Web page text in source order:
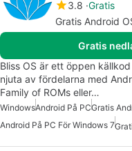
3.8 Gratis
Gratis Android
Gratis
Bliss OS är ett öppen
njuta av fördelarna med
Family of ROMs eller…
WindowsAndroid På PCGratis
Android På PC För Windows 7